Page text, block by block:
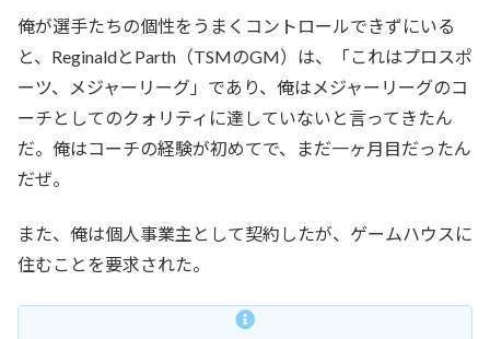
俺が選手たちの個性をうまくコントロールできずにいる
と、ReginaldとParth（TSMのGM）は、「これはプロスポ
ーツ、メジャーリーグ」であり、俺はメジャーリーグのコ
ーチとしてのクォリティに達していないと言ってきたん
だ。俺はコーチの経験が初めてで、まだ一ヶ月目だったん
だぜ。
また、俺は個人事業主として契約したが、ゲームハウスに
住むことを要求された。